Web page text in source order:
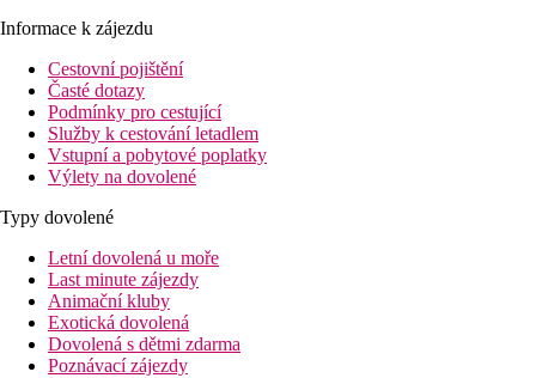
Informace k zájezdu
Cestovní pojištění
Časté dotazy
Podmínky pro cestující
Služby k cestování letadlem
Vstupní a pobytové poplatky
Výlety na dovolené
Typy dovolené
Letní dovolená u moře
Last minute zájezdy
Animační kluby
Exotická dovolená
Dovolená s dětmi zdarma
Poznávací zájezdy